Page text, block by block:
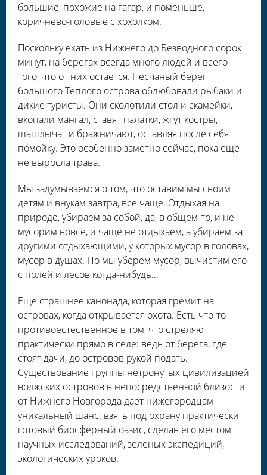
большие, похожие на гагар, и поменьше,
коричнево-головые с хохолком.
Поскольку ехать из Нижнего до Безводного сорок
минут, на берегах всегда много людей и всего
того, что от них остается. Песчаный берег
большого Теплого острова облюбовали рыбаки и
дикие туристы. Они сколотили стол и скамейки,
вкопали мангал, ставят палатки, жгут костры,
шашлычат и бражничают, оставляя после себя
помойку. Это особенно заметно сейчас, пока еще
не выросла трава.
Мы задумываемся о том, что оставим мы своим
детям и внукам завтра, все чаще. Отдыхая на
природе, убираем за собой, да, в общем-то, и не
мусорим вовсе, и чаще не отдыхаем, а убираем за
другими отдыхающими, у которых мусор в головах,
мусор в душах. Но мы уберем мусор, вычистим его
с полей и лесов когда-нибудь...
Еще страшнее канонада, которая гремит на
островах, когда открывается охота. Есть что-то
противоестественное в том, что стреляют
практически прямо в селе: ведь от берега, где
стоят дачи, до островов рукой подать.
Существование группы нетронутых цивилизацией
волжских островов в непосредственной близости
от Нижнего Новгорода дает нижегородцам
уникальный шанс: взять под охрану практически
готовый биосферный оазис, сделав его местом
научных исследований, зеленых экспедиций,
экологических уроков.